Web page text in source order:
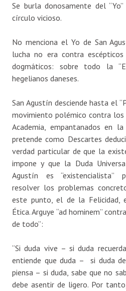
Se burla donosamente del
círculo vicioso.
No menciona el Yo de San
lucha no era contra
dogmáticos: sobre todo la
hegelianos daneses.
San Agustín desciende hasta el
movimiento polémico contra los
Academia, empantanados en
pretende como Descartes
verdad particular de que la
impone y que la Duda
Agustín es “existencialista”
resolver los problemas
este punto, el de la Felicidad,
Ética. Arguye “ad hominem”
de todo”:
“Si duda vive – si duda
entiende que duda – si duda
piensa – si duda, sabe que no
debe asentir de ligero. Por